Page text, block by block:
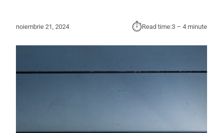
noiembrie 21, 2024 ⏱︎Read time:3 – 4 minute